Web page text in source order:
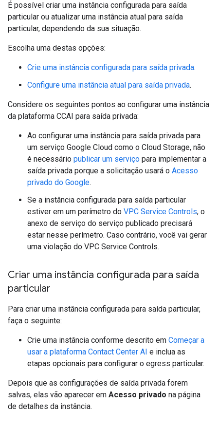
É possível criar uma instância configurada para saída
particular ou atualizar uma instância atual para saída
particular, dependendo da sua situação.
Escolha uma destas opções:
Crie uma instância configurada para saída privada.
Configure uma instância atual para saída privada.
Considere os seguintes pontos ao configurar uma instância
da plataforma CCAI para saída privada:
Ao configurar uma instância para saída privada para
um serviço Google Cloud como o Cloud Storage, não
é necessário publicar um serviço para implementar a
saída privada porque a solicitação usará o Acesso
privado do Google.
Se a instância configurada para saída particular
estiver em um perímetro do VPC Service Controls, o
anexo de serviço do serviço publicado precisará
estar nesse perímetro. Caso contrário, você vai gerar
uma violação do VPC Service Controls.
Criar uma instância configurada para saída
particular
Para criar uma instância configurada para saída particular,
faça o seguinte:
Crie uma instância conforme descrito em Começar a
usar a plataforma Contact Center AI e inclua as
etapas opcionais para configurar o egress particular.
Depois que as configurações de saída privada forem
salvas, elas vão aparecer em Acesso privado na página
de detalhes da instância.